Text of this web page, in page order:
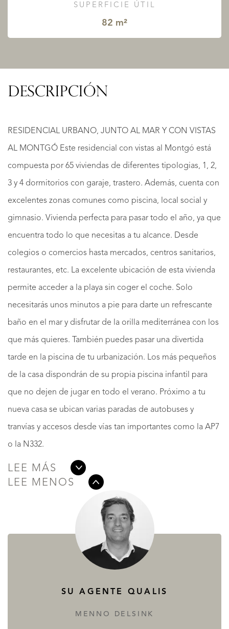
SUPERFICIE ÚTIL
82 m²
DESCRIPCIÓN
RESIDENCIAL URBANO, JUNTO AL MAR Y CON VISTAS
AL MONTGÓ Este residencial con vistas al Montgó está
compuesta por 65 viviendas de diferentes tipologias, 1, 2,
3 y 4 dormitorios con garaje, trastero. Además, cuenta con
excelentes zonas comunes como piscina, local social y
gimnasio. Vivienda perfecta para pasar todo el año, ya que
encuentra todo lo que necesitas a tu alcance. Desde
colegios o comercios hasta mercados, centros sanitarios,
restaurantes, etc. La excelente ubicación de esta vivienda
permite acceder a la playa sin coger el coche. Solo
necesitarás unos minutos a pie para darte un refrescante
baño en el mar y disfrutar de la orilla mediterránea con los
que más quieres. También puedes pasar una divertida
tarde en la piscina de tu urbanización. Los más pequeños
de la casa dispondrán de su propia piscina infantil para
que no dejen de jugar en todo el verano. Próximo a tu
nueva casa se ubican varias paradas de autobuses y
tranvías y accesos desde vías tan importantes como la AP7
o la N332.
LEE MÁS
LEE MENOS
SU AGENTE QUALIS
MENNO DELSINK